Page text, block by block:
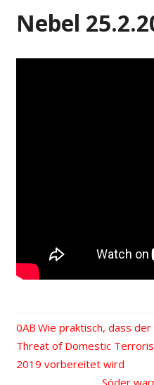
Nebel
Beitrags-
Navigation
Vorheriger
Beitrag:
Wie praktisch, dass
Threat of Domestic
2019 vorbereitet wird